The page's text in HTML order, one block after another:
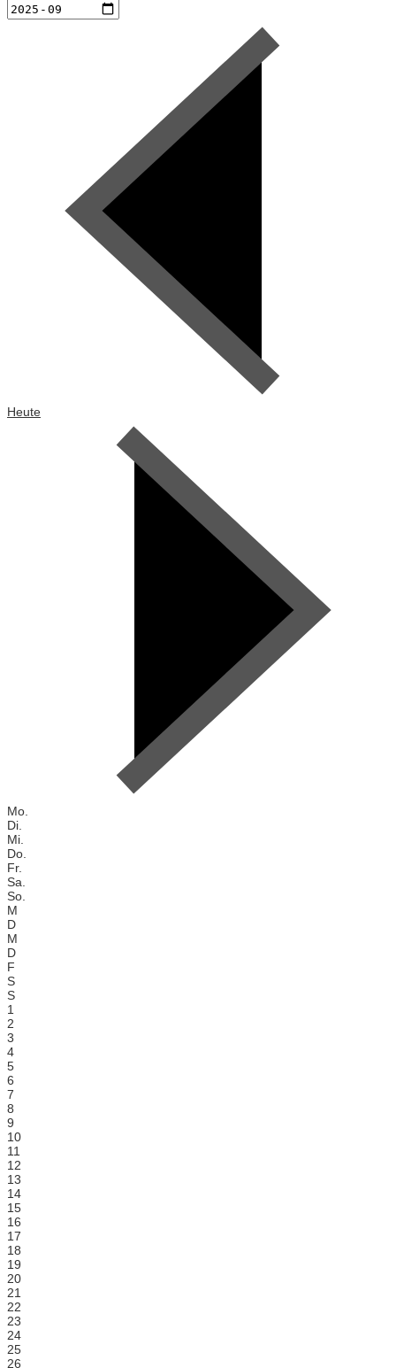
Heute
Mo.
Di.
Mi.
Do.
Fr.
Sa.
So.
M
D
M
D
F
S
S
1
2
3
4
5
6
7
8
9
10
11
12
13
14
15
16
17
18
19
20
21
22
23
24
25
26